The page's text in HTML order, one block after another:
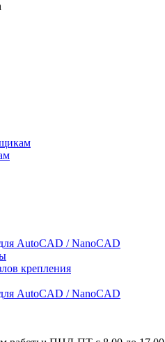
AutoCAD / NanoCAD
крепления
AutoCAD / NanoCAD